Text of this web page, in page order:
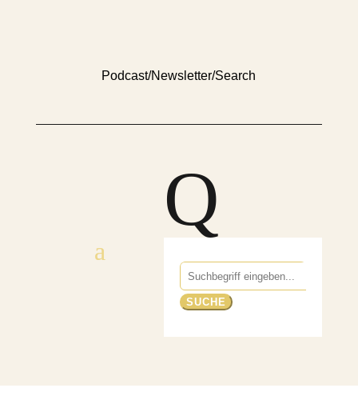
Podcast/Newsletter/Search
Q
Suchen
nach: